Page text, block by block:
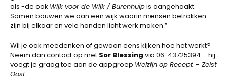
als -de ook Wijk voor de Wijk / Burenhulpis aangehaakt.
Samen bouwen we aan een wijk waarin mensen betrokken
zijn bij elkaar en vele handen licht werk maken.”
Wil je ook meedenken of gewoon eens kijken hoe het werkt?
Neem dan contact op met Sor Blessing via 06-43725394 – hij
voegt je graag toe aan de appgroep Welzijn op Recept – Zeist
Oost.